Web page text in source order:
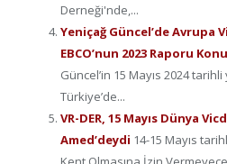
Derneği'nde,...
Yeniçağ Güncel’de Avrupa
EBCO’nun 2023 Raporu
Güncel’in 15 Mayıs 2024
Türkiye’de...
VR-DER, 15 Mayıs Dünya
Amed’deydi 14-15 Mayıs